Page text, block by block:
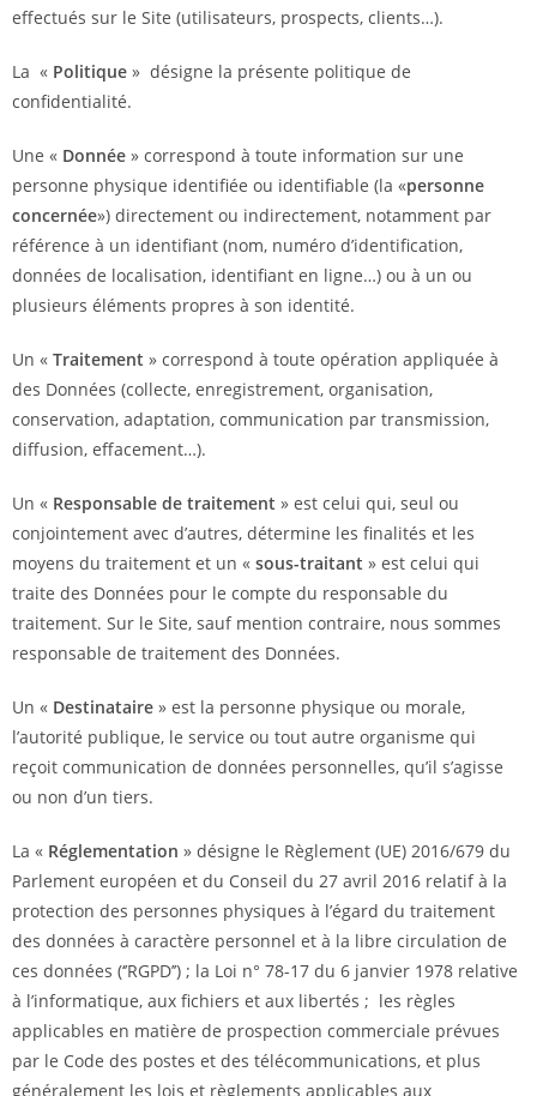
effectués sur le Site (utilisateurs, prospects, clients…).
La « Politique » désigne la présente politique de
confidentialité.
Une « Donnée » correspond à toute information sur une
personne physique identifiée ou identifiable (la «personne
concernée») directement ou indirectement, notamment par
référence à un identifiant (nom, numéro d’identification,
données de localisation, identifiant en ligne…) ou à un ou
plusieurs éléments propres à son identité.
Un « Traitement » correspond à toute opération appliquée à
des Données (collecte, enregistrement, organisation,
conservation, adaptation, communication par transmission,
diffusion, effacement…).
Un « Responsable de traitement » est celui qui, seul ou
conjointement avec d’autres, détermine les finalités et les
moyens du traitement et un « sous-traitant » est celui qui
traite des Données pour le compte du responsable du
traitement. Sur le Site, sauf mention contraire, nous sommes
responsable de traitement des Données.
Un « Destinataire » est la personne physique ou morale,
l’autorité publique, le service ou tout autre organisme qui
reçoit communication de données personnelles, qu’il s’agisse
ou non d’un tiers.
La « Réglementation » désigne le Règlement (UE) 2016/679 du
Parlement européen et du Conseil du 27 avril 2016 relatif à la
protection des personnes physiques à l’égard du traitement
des données à caractère personnel et à la libre circulation de
ces données (‘’RGPD’’) ; la Loi n° 78-17 du 6 janvier 1978 relative
à l’informatique, aux fichiers et aux libertés ; les règles
applicables en matière de prospection commerciale prévues
par le Code des postes et des télécommunications, et plus
généralement les lois et règlements applicables aux